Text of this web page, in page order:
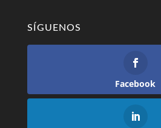
SÍGUENOS
Facebook